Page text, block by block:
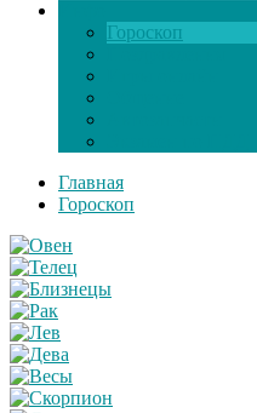
Гороскоп
Главная
Гороскоп